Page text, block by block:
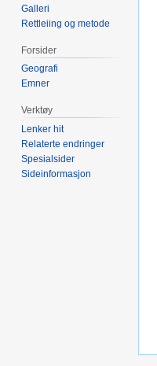
Galleri
Rettleiing og metode
Forsider
Geografi
Emner
Verktøy
Lenker hit
Relaterte endringer
Spesialsider
Sideinformasjon